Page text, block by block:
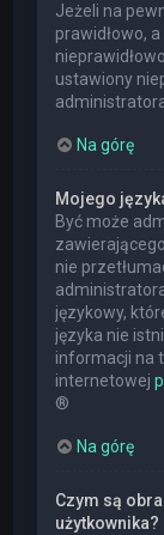
Jeżeli na
prawidłowo,
ustawiony
Na górę
Mojego
Być może
nie
językowy,
języka nie
informacji na
internetowej
®
Na górę
Czym są
użytkownika?